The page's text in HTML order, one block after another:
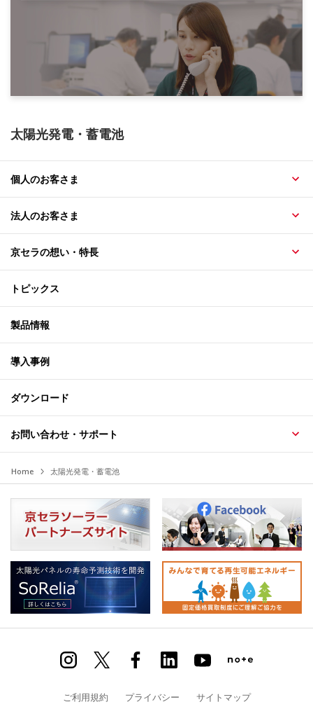
太陽光発電・蓄電池
個人のお客さま
法人のお客さま
京セラの想い・特長
トピックス
製品情報
導入事例
ダウンロード
お問い合わせ・サポート
Home 太陽光発電・蓄電池
ご利用規約 プライバシー サイトマップ